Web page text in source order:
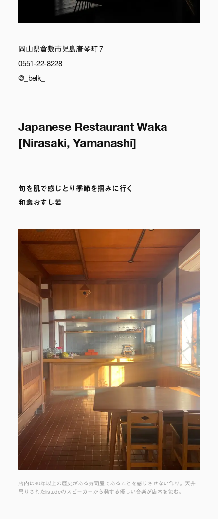
岡山県倉敷市児島唐琴町 7
0551-22-8228
@_belk_
Japanese Restaurant Waka
[Nirasaki, Yamanashi]
旬を肌で感じとり季節を掴みに行く
和食おすし若
店内は40年以上の歴史がある寿司屋であることを感じさせない作り。天井
吊りされたlistudeのスピーカーから発する優しい音楽が店内を包む。